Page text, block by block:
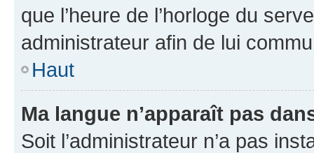
que l’heure de l’horloge du
administrateur afin de lui
Haut
Ma langue n’apparaît pas
Soit l’administrateur n’a pas